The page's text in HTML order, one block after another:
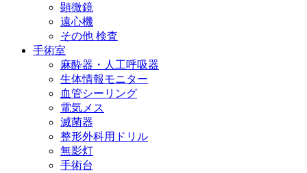
顕微鏡
遠心機
その他 検査
手術室
麻酔器・人工呼吸器
生体情報モニター
血管シーリング
電気メス
滅菌器
整形外科用ドリル
無影灯
手術台